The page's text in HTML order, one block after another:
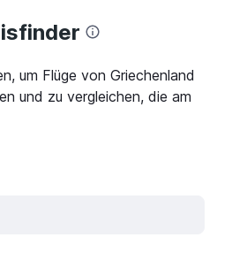
um Flüge von Griechenland
und zu vergleichen, die am